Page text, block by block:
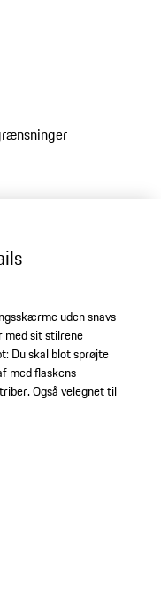
uden snavs
sit stilrene
Du skal blot sprøjte
med flaskens
Også velegnet til